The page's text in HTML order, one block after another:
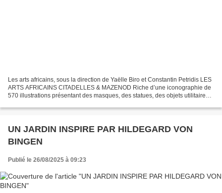
Les arts africains, sous la direction de Yaëlle Biro et Constantin Petridis LES
ARTS AFRICAINS CITADELLES & MAZENOD Riche d’une iconographie de
570 illustrations présentant des masques, des statues, des objets utilitaires,
UN JARDIN INSPIRE PAR HILDEGARD VON
BINGEN
Publié le 26/08/2025 à 09:23